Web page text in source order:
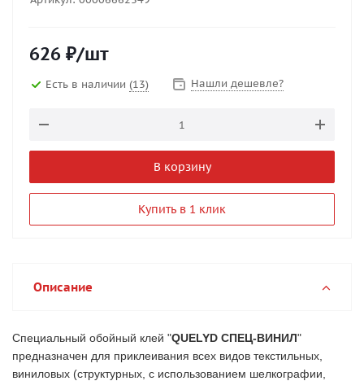
626 ₽/шт
Есть в наличии (13) Нашли дешевле?
В корзину
Купить в 1 клик
Описание
Специальный обойный клей "QUELYD СПЕЦ-ВИНИЛ"
предназначен для приклеивания всех видов текстильных,
виниловых (структурных, с использованием шелкографии,